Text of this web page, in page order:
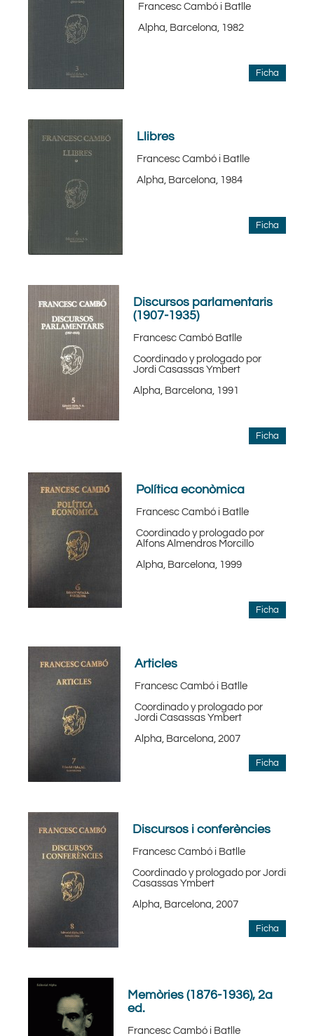
Francesc Cambó i Batlle
Alpha, Barcelona, 1982
Ficha
Llibres
Francesc Cambó i Batlle
Alpha, Barcelona, 1984
Ficha
Discursos parlamentaris
(1907-1935)
Francesc Cambó Batlle
Coordinado y prologado por
Jordi Casassas Ymbert
Alpha, Barcelona, 1991
Ficha
Política econòmica
Francesc Cambó i Batlle
Coordinado y prologado por
Alfons Almendros Morcillo
Alpha, Barcelona, 1999
Ficha
Articles
Francesc Cambó i Batlle
Coordinado y prologado por
Jordi Casassas Ymbert
Alpha, Barcelona, 2007
Ficha
Discursos i conferències
Francesc Cambó i Batlle
Coordinado y prologado por Jordi
Casassas Ymbert
Alpha, Barcelona, 2007
Ficha
Memòries (1876-1936), 2a
ed.
Francesc Cambó i Batlle